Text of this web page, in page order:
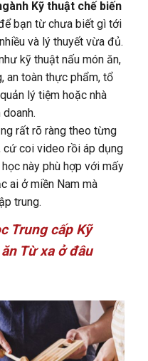
Kỹ thuật chế biến
bạn từ chưa biết gì tới
và lý thuyết vừa đủ.
kỹ thuật nấu món ăn,
an toàn thực phẩm, tổ
lý tiệm hoặc nhà
rất rõ ràng theo từng
cứ coi video rồi áp dụng
này phù hợp với mấy
ai ở miền Nam mà
trung.
Trung cấp Kỹ
Từ xa ở đâu